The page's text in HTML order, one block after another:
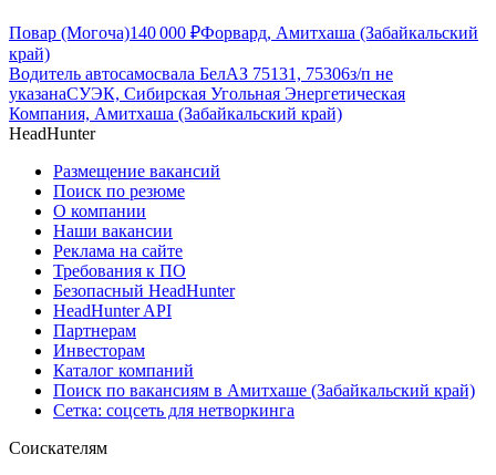
Повар (Могоча)140 000 ₽Форвард, Амитхаша (Забайкальский
край)
Водитель автосамосвала БелАЗ 75131, 75306з/п не
указанаСУЭК, Сибирская Угольная Энергетическая
Компания, Амитхаша (Забайкальский край)
HeadHunter
Размещение вакансий
Поиск по резюме
О компании
Наши вакансии
Реклама на сайте
Требования к ПО
Безопасный HeadHunter
HeadHunter API
Партнерам
Инвесторам
Каталог компаний
Поиск по вакансиям в Амитхаше (Забайкальский край)
Сетка: соцсеть для нетворкинга
Соискателям